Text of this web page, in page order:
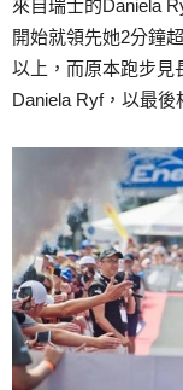
來自瑞士的Daniela
開始就領先她2分鐘
以上，而原本跑步見
Daniela Ryf，以最後